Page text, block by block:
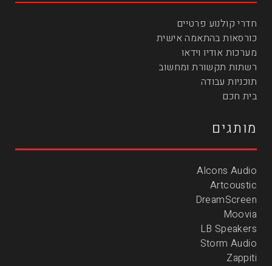
חדרי קולנוע פרטיים
כורסאות בהתאמה אישית
מערכות אודיו וידאו
רשתות תקשורת ומחשוב
תוכניות עבודה
בית חכם
מותגים
Alcons Audio
Artcoustic
DreamScreen
Moovia
LB Speakers
Storm Audio
Zappiti